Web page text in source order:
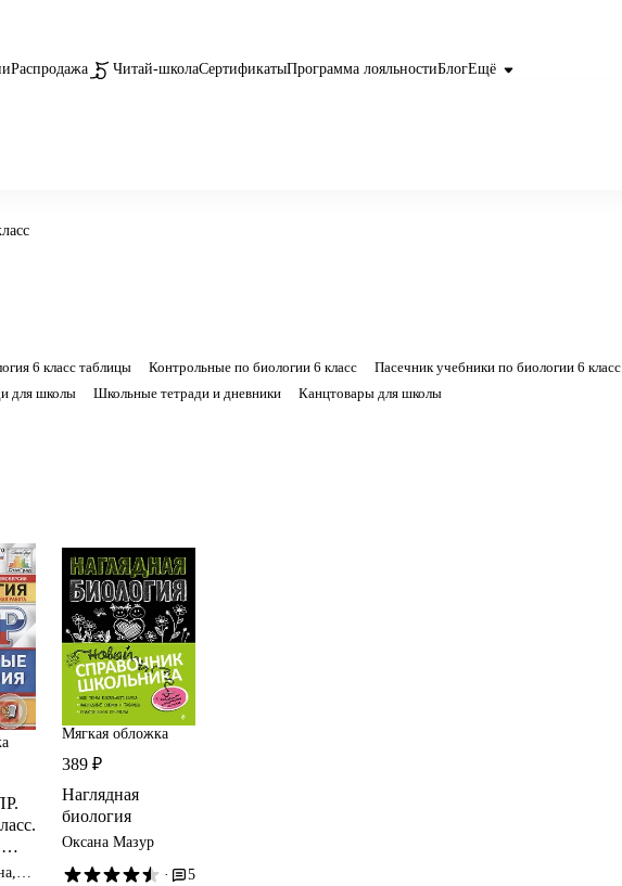
Распродажа Читай-школаСертификатыПрограмма лояльностиБлогЕщё
6 класс таблицы Контрольные по биологии 6 класс Пасечник учебники по биологии 6 класс
для школы Школьные тетради и дневники Канцтовары для школы
Мягкая обложка
389 ₽
Наглядная
биология
Оксана Мазур
·
5